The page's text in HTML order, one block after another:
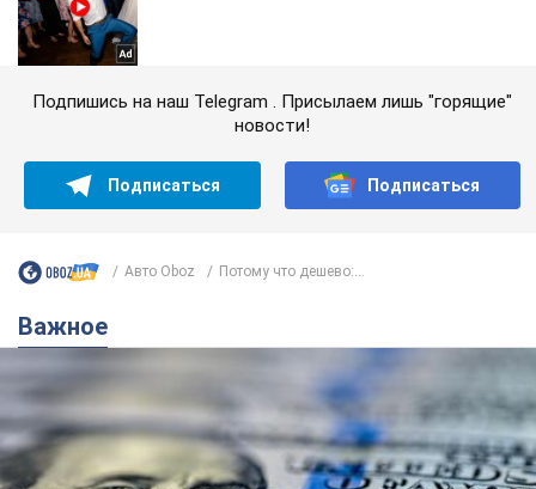
Подпишись на наш Telegram . Присылаем лишь "горящие"
новости!
Подписаться Подписаться
Авто Oboz Потому что дешево:...
Важное